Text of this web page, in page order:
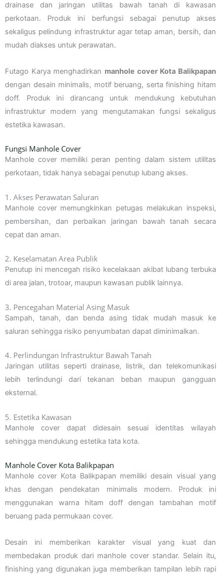
drainase dan jaringan utilitas bawah tanah di kawasan
perkotaan. Produk ini berfungsi sebagai penutup akses
sekaligus pelindung infrastruktur agar tetap aman, bersih, dan
mudah diakses untuk perawatan.
Futago Karya menghadirkan manhole cover Kota Balikpapan
dengan desain minimalis, motif beruang, serta finishing hitam
doff. Produk ini dirancang untuk mendukung kebutuhan
infrastruktur modern yang mengutamakan fungsi sekaligus
estetika kawasan.
Fungsi Manhole Cover
Manhole cover memiliki peran penting dalam sistem utilitas
perkotaan, tidak hanya sebagai penutup lubang akses.
1. Akses Perawatan Saluran
Manhole cover memungkinkan petugas melakukan inspeksi,
pembersihan, dan perbaikan jaringan bawah tanah secara
cepat dan aman.
2. Keselamatan Area Publik
Penutup ini mencegah risiko kecelakaan akibat lubang terbuka
di area jalan, trotoar, maupun kawasan publik lainnya.
3. Pencegahan Material Asing Masuk
Sampah, tanah, dan benda asing tidak mudah masuk ke
saluran sehingga risiko penyumbatan dapat diminimalkan.
4. Perlindungan Infrastruktur Bawah Tanah
Jaringan utilitas seperti drainase, listrik, dan telekomunikasi
lebih terlindungi dari tekanan beban maupun gangguan
eksternal.
5. Estetika Kawasan
Manhole cover dapat didesain sesuai identitas wilayah
sehingga mendukung estetika tata kota.
Manhole Cover Kota Balikpapan
Manhole cover Kota Balikpapan memiliki desain visual yang
khas dengan pendekatan minimalis modern. Produk ini
menggunakan warna hitam doff dengan tambahan motif
beruang pada permukaan cover.
Desain ini memberikan karakter visual yang kuat dan
membedakan produk dari manhole cover standar. Selain itu,
finishing yang digunakan juga memberikan tampilan lebih rapi